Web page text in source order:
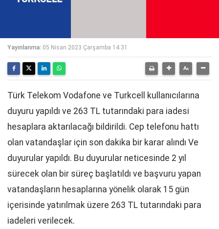
Yayınlanma: 05 Nisan 2023 Çarşamba 14:31
Türk Telekom Vodafone ve Turkcell kullanıcılarına
duyuru yapıldı ve 263 TL tutarındaki para iadesi
hesaplara aktarılacağı bildirildi. Cep telefonu hattı
olan vatandaşlar için son dakika bir karar alındı Ve
duyurular yapıldı. Bu duyurular neticesinde 2 yıl
sürecek olan bir süreç başlatıldı ve başvuru yapan
vatandaşların hesaplarına yönelik olarak 15 gün
içerisinde yatırılmak üzere 263 TL tutarındaki para
iadeleri verilecek.